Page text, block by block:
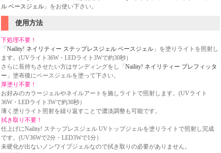
ル ベースジェル 」をお使い下さい。
使用方法
下処理不要！
「Naility! ネイリティー ステップレスジェル ベースジェル 」を塗りライトを照射し
ます。(UVライト36W・LEDライト3Wで約30秒）
さらに長持ちさせたい方はサンディングをし「Naility! ネイリティー プレフィッタ
ー 」塗布後にベースジェルを塗って下さい。
厚塗り不要！
お好みのカラージェルやネイルアートを施しライトで照射します。(UVライト
36W・LEDライト3Wで約30秒）
薄く塗りライト照射を繰り返すことで濃淡調整も可能です。
拭き取り不要！
仕上げにNaility! ステップレスジェル UVトップジェルを塗りライトで照射し完成
です。(UV36Wで2分・LED3Wで1分）
未硬化が出ないノンワイプジェルなので拭き取りの必要がありません。